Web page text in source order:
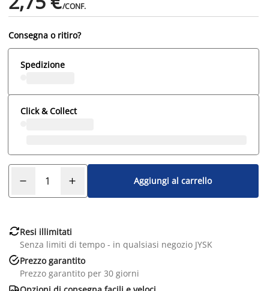
/CONF.
Consegna o ritiro?
Spedizione
Click & Collect
Aggiungi al carrello
Resi illimitati
Senza limiti di tempo - in qualsiasi negozio JYSK
Prezzo garantito
Prezzo garantito per 30 giorni
